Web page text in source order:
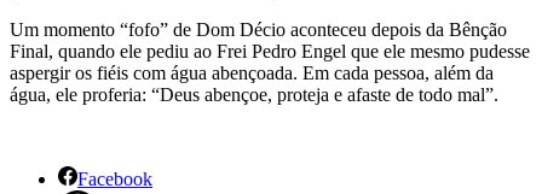
Um momento “fofo” de Dom Décio aconteceu depois da Bênção
Final, quando ele pediu ao Frei Pedro Engel que ele mesmo pudesse
aspergir os fiéis com água abençoada. Em cada pessoa, além da
água, ele proferia: “Deus abençoe, proteja e afaste de todo mal”.
Facebook